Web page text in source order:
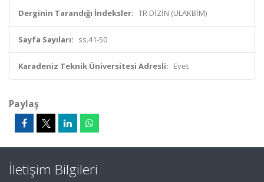
Derginin Tarandığı İndeksler: TR DİZİN (ULAKBİM)
Sayfa Sayıları: ss.41-50
Karadeniz Teknik Üniversitesi Adresli: Evet
Paylaş
İletişim Bilgileri